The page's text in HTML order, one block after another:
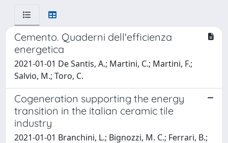
Cemento. Quaderni dell'efficienza
energetica
2021-01-01 De Santis, A.; Martini, C.; Martini, F.;
Salvio, M.; Toro, C.
Cogeneration supporting the energy
transition in the italian ceramic tile
industry
2021-01-01 Branchini, L.; Bignozzi, M. C.; Ferrari, B.;